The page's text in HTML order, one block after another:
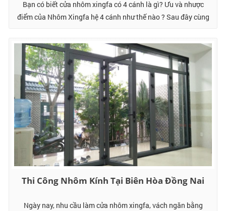
Bạn có biết cửa nhôm xingfa có 4 cánh là gì? Ưu và nhược
điểm của Nhôm Xingfa hệ 4 cánh như thế nào ? Sau đây cùng
...
Thi Công Nhôm Kính Tại Biên Hòa Đồng Nai
Ngày nay, nhu cầu làm cửa nhôm xingfa, vách ngăn bằng